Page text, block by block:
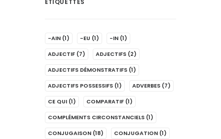
-AIN (1) -EU (1) -IN (1)
ADJECTIF (7) ADJECTIFS (2)
ADJECTIFS DÉMONSTRATIFS (1)
ADJECTIFS POSSESSIFS (1) ADVERBES (7)
CE QUI (1) COMPARATIF (1)
COMPLÉMENTS CIRCONSTANCIELS (1)
CONJUGAISON (18) CONJUGATION (1)